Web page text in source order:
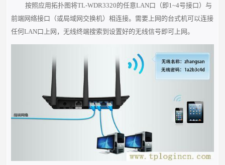
按照应用拓扑图将TL-WDR3320的任意LAN口（即1~4号接口）与
前端网络接口（或局域网交换机）相连接。需要上网的台式机可以连接
任何LAN口上网，无线终端搜索到设置好的无线信号即可上网。